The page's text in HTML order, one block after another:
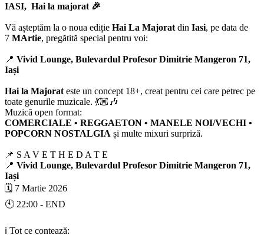
IASI, Hai la majorat 🎉
Vă așteptăm la o noua ediție Hai La Majorat din Iasi, pe data de
7 MArtie, pregătită special pentru voi:
📍 Vivid Lounge, Bulevardul Profesor Dimitrie Mangeron 71,
Iași
Hai la Majorat este un concept 18+, creat pentru cei care petrec pe
toate genurile muzicale. 💃🏼🎶
Muzică open format:
COMERCIALE • REGGAETON • MANELE NOI/VECHI •
POPCORN NOSTALGIA și multe mixuri surpriză.
📌 S A V E T H E D A T E
📍 Vivid Lounge, Bulevardul Profesor Dimitrie Mangeron 71,
Iași
🗓️ 7 Martie 2026
🕙 22:00 - END
ℹ️ Tot ce contează: